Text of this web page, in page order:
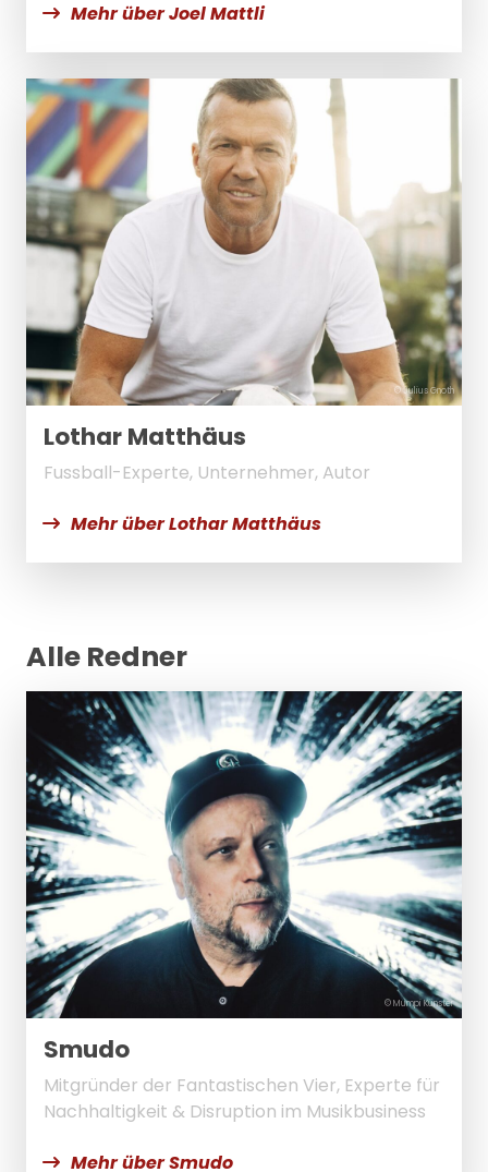
Mehr über Joel Mattli
© Julius Gnoth
Lothar Matthäus
Fussball-Experte, Unternehmer, Autor
Mehr über Lothar Matthäus
Alle Redner
© Mumpi Künster
Smudo
Mitgründer der Fantastischen Vier, Experte für
Nachhaltigkeit & Disruption im Musikbusiness
Mehr über Smudo